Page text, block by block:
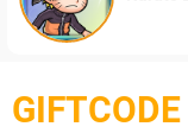
GIFTCODE